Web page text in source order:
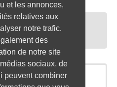
et les annonces,
relatives aux
notre trafic.
des
de notre site
sociaux, de
peuvent combiner